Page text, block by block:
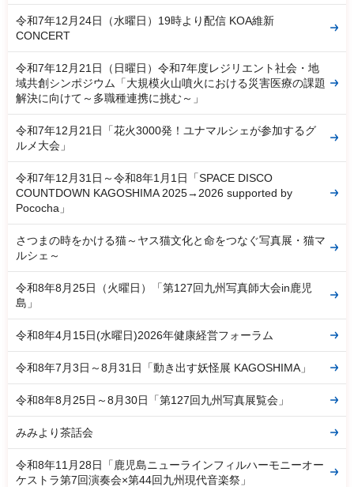
令和7年12月24日（水曜日）19時より配信 KOA維新
CONCERT
令和7年12月21日（日曜日）令和7年度レジリエント社会・地
域共創シンポジウム「大規模火山噴火における災害医療の課題
解決に向けて～多職種連携に挑む～」
令和7年12月21日「花火3000発！ユナマルシェが参加するグ
ルメ大会」
令和7年12月31日～令和8年1月1日「SPACE DISCO
COUNTDOWN KAGOSHIMA 2025→2026 supported by
Pococha」
さつまの時をかける猫～ヤス猫文化と命をつなぐ写真展・猫マ
ルシェ～
令和8年8月25日（火曜日）「第127回九州写真師大会in鹿児
島」
令和8年4月15日(水曜日)2026年健康経営フォーラム
令和8年7月3日～8月31日「動き出す妖怪展 KAGOSHIMA」
令和8年8月25日～8月30日「第127回九州写真展覧会」
みみより茶話会
令和8年11月28日「鹿児島ニューラインフィルハーモニーオー
ケストラ第7回演奏会×第44回九州現代音楽祭」